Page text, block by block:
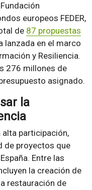
europeos FEDER,
de 87 propuestas
lanzada en el marco
y Resiliencia.
276 millones de
asignado.
la
participación,
de proyectos que
Entre las
la creación de
restauración de